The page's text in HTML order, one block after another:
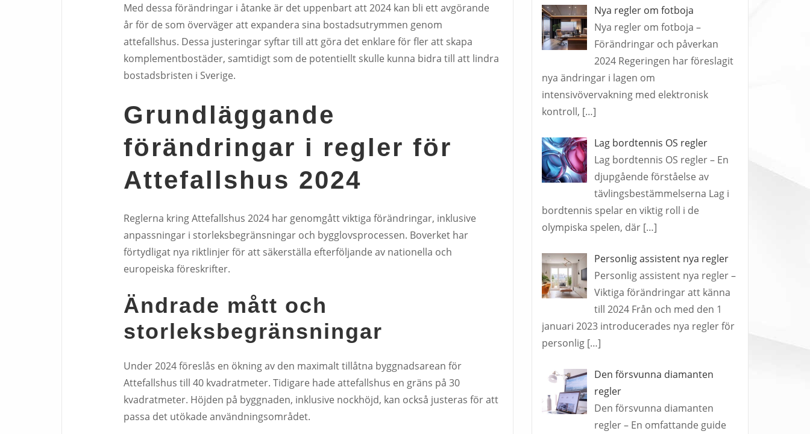
Med dessa förändringar i åtanke är det uppenbart att 2024 kan bli ett avgörande
år för de som överväger att expandera sina bostadsutrymmen genom
attefallshus. Dessa justeringar syftar till att göra det enklare för fler att skapa
komplementbostäder, samtidigt som de potentiellt skulle kunna bidra till att lindra
bostadsbristen i Sverige.
Grundläggande
förändringar i regler för
Attefallshus 2024
Reglerna kring Attefallshus 2024 har genomgått viktiga förändringar, inklusive
anpassningar i storleksbegränsningar och bygglovsprocessen. Boverket har
förtydligat nya riktlinjer för att säkerställa efterföljande av nationella och
europeiska föreskrifter.
Ändrade mått och
storleksbegränsningar
Under 2024 föreslås en ökning av den maximalt tillåtna byggnadsarean för
Attefallshus till 40 kvadratmeter. Tidigare hade attefallshus en gräns på 30
kvadratmeter. Höjden på byggnaden, inklusive nockhöjd, kan också justeras för att
passa det utökade användningsområdet.
Nya regler om fotboja
Nya regler om fotboja –
Förändringar och påverkan
2024 Regeringen har föreslagit
nya ändringar i lagen om
intensivövervakning med elektronisk
kontroll, […]
Lag bordtennis OS regler
Lag bordtennis OS regler – En
djupgående förståelse av
tävlingsbestämmelserna Lag i
bordtennis spelar en viktig roll i de
olympiska spelen, där […]
Personlig assistent nya regler
Personlig assistent nya regler –
Viktiga förändringar att känna
till 2024 Från och med den 1
januari 2023 introducerades nya regler för
personlig […]
Den försvunna diamanten
regler
Den försvunna diamanten
regler – En omfattande guide